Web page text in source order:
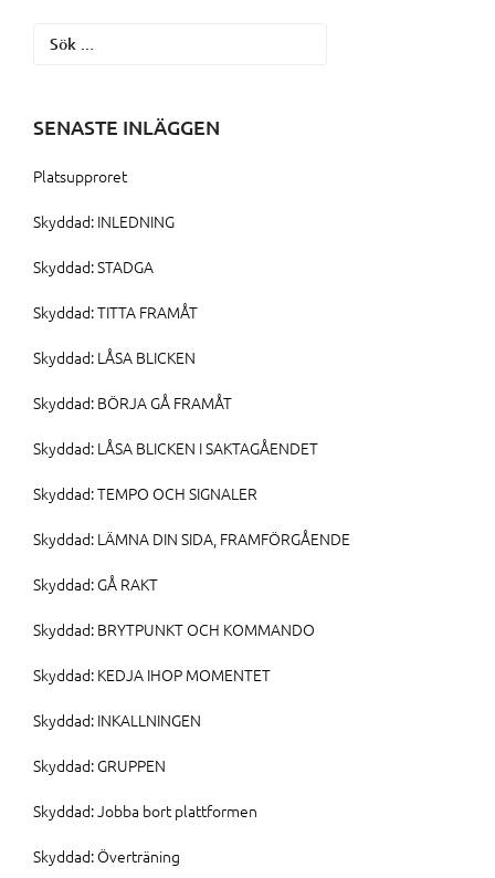
Sök
SENASTE INLÄGGEN
Platsupproret
Skyddad: INLEDNING
Skyddad: STADGA
Skyddad: TITTA FRAMÅT
Skyddad: LÅSA BLICKEN
Skyddad: BÖRJA GÅ FRAMÅT
Skyddad: LÅSA BLICKEN I SAKTAGÅENDET
Skyddad: TEMPO OCH SIGNALER
Skyddad: LÄMNA DIN SIDA, FRAMFÖRGÅENDE
Skyddad: GÅ RAKT
Skyddad: BRYTPUNKT OCH KOMMANDO
Skyddad: KEDJA IHOP MOMENTET
Skyddad: INKALLNINGEN
Skyddad: GRUPPEN
Skyddad: Jobba bort plattformen
Skyddad: Överträning